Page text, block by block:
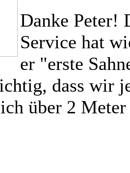
Danke Peter!
Service hat
er "erste
dass wir
über 2